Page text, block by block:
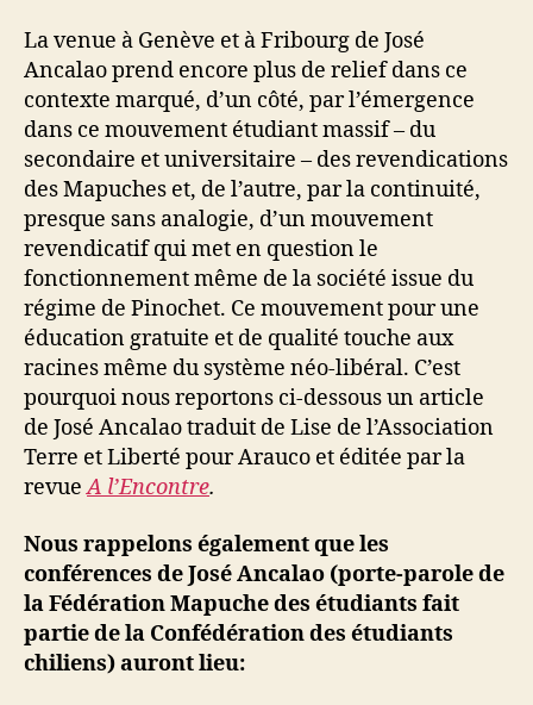
La venue à Genève et à Fribourg de José
Ancalao prend encore plus de relief dans ce
contexte marqué, d’un côté, par l’émergence
dans ce mouvement étudiant massif – du
secondaire et universitaire – des revendications
des Mapuches et, de l’autre, par la continuité,
presque sans analogie, d’un mouvement
revendicatif qui met en question le
fonctionnement même de la société issue du
régime de Pinochet. Ce mouvement pour une
éducation gratuite et de qualité touche aux
racines même du système néo-libéral. C’est
pourquoi nous reportons ci-dessous un article
de José Ancalao traduit de Lise de l’Association
Terre et Liberté pour Arauco et éditée par la
revue A l’Encontre.
Nous rappelons également que les
conférences de José Ancalao (porte-parole de
la Fédération Mapuche des étudiants fait
partie de la Confédération des étudiants
chiliens) auront lieu: